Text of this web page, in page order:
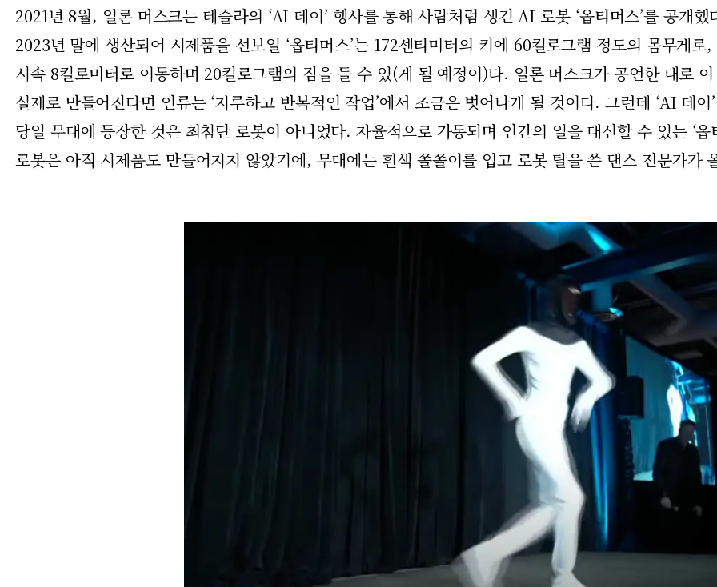
2021년 8월, 일론 머스크는 테슬라의 ‘AI 데이’ 행사를 통해 사람처럼 생긴 AI 로봇 ‘옵티머스’를 공개했
2023년 말에 생산되어 시제품을 선보일 ‘옵티머스’는 172센티미터의 키에 60킬로그램 정도의 몸무게로
시속 8킬로미터로 이동하며 20킬로그램의 짐을 들 수 있(게 될 예정이)다. 일론 머스크가 공언한 대로
실제로 만들어진다면 인류는 ‘지루하고 반복적인 작업’에서 조금은 벗어나게 될 것이다. 그런데 ‘AI 데이
당일 무대에 등장한 것은 최첨단 로봇이 아니었다. 자율적으로 가동되며 인간의 일을 대신할 수 있는 ‘옵
로봇은 아직 시제품도 만들어지지 않았기에, 무대에는 흰색 쫄쫄이를 입고 로봇 탈을 쓴 댄스 전문가가